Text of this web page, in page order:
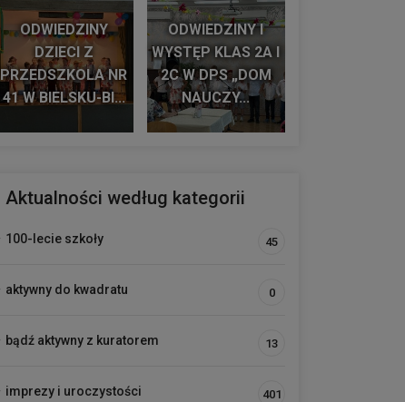
ODWIEDZINY
DZIECI Z
PRZEDSZKOLA NR
41 W BIELSKU-BI...
ODWIEDZINY I
WYSTĘP KLAS 2A I
2C W DPS „DOM
NAUCZY...
Aktualności według kategorii
100-lecie szkoły 45
aktywny do kwadratu 0
bądź aktywny z kuratorem 13
imprezy i uroczystości 401